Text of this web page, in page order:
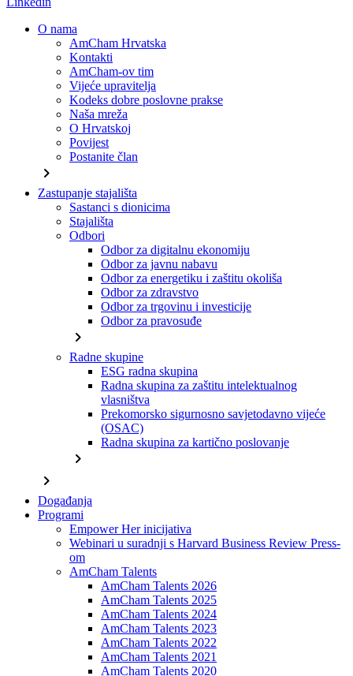
O nama
AmCham Hrvatska
Kontakti
AmCham-ov tim
Vijeće upravitelja
Kodeks dobre poslovne prakse
Naša mreža
O Hrvatskoj
Povijest
Postanite član
chevron_right
Zastupanje stajališta
Sastanci s dionicima
Stajališta
Odbori
Odbor za digitalnu ekonomiju
Odbor za javnu nabavu
Odbor za energetiku i zaštitu okoliša
Odbor za zdravstvo
Odbor za trgovinu i investicije
Odbor za pravosuđe
chevron_right
Radne skupine
ESG radna skupina
Radna skupina za zaštitu intelektualnog
vlasništva
Prekomorsko sigurnosno savjetodavno vijeće
(OSAC)
Radna skupina za kartično poslovanje
chevron_right
chevron_right
Događanja
Programi
Empower Her inicijativa
Webinari u suradnji s Harvard Business Review Press-
om
AmCham Talents
AmCham Talents 2026
AmCham Talents 2025
AmCham Talents 2024
AmCham Talents 2023
AmCham Talents 2022
AmCham Talents 2021
AmCham Talents 2020